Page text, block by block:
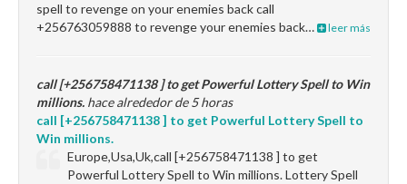
spell to revenge on your enemies back call
+256763059888 to revenge your enemies back…
leer más
call [+256758471138 ] to get Powerful Lottery Spell to Win
millions. hace alrededor de 5 horas
call [+256758471138 ] to get Powerful Lottery Spell to
Win millions.
Europe,Usa,Uk,call [+256758471138 ] to get
Powerful Lottery Spell to Win millions. Lottery Spell